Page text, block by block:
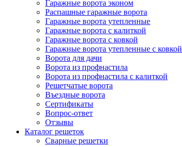
Гаражные ворота эконом
Распашные гаражные ворота
Гаражные ворота утепленные
Гаражные ворота c калиткой
Гаражные ворота с ковкой
Гаражные ворота утепленные с ковкой
Ворота для дачи
Ворота из профнастила
Ворота из профнастила с калиткой
Решетчатые ворота
Въездные ворота
Сертификаты
Вопрос-ответ
Отзывы
Каталог решеток
Сварные решетки